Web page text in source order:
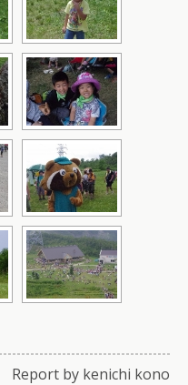
Report by kenichi kono